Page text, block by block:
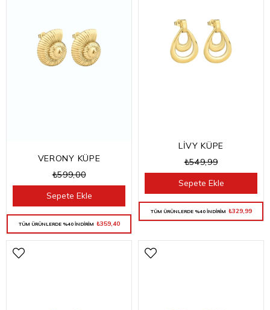
VERONY KÜPE
₺599,00
TÜM ÜRÜNLERDE %40 İNDİRİM ₺359,40
Sepete Ekle
LİVY KÜPE
₺549,99
TÜM ÜRÜNLERDE %40 İNDİRİM ₺329,99
Sepete Ekle